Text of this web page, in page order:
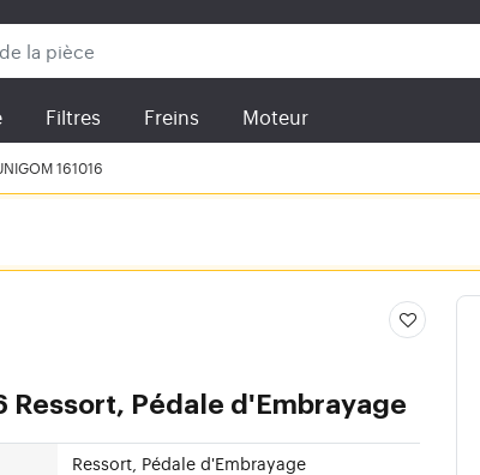
Filtres Freins Moteur
161016
Ressort, Pédale d'Embrayage
Ressort, Pédale d'Embrayage